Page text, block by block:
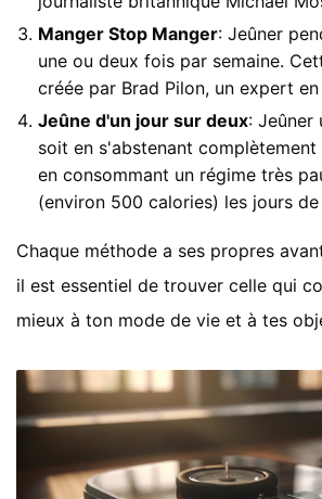
Manger Stop Manger: Jeûner
une ou deux fois par semaine.
créée par Brad Pilon, un expert
Jeûne d'un jour sur deux: Jeûner
soit en s'abstenant complètement
en consommant un régime très
(environ 500 calories) les jours de
Chaque méthode a ses propres
il est essentiel de trouver celle qui
mieux à ton mode de vie et à tes